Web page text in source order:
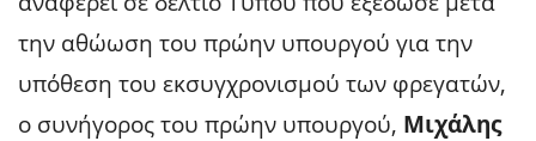
την αθώωση του πρώην υπουργού για την
υπόθεση του εκσυγχρονισμού των φρεγατών,
ο συνήγορος του πρώην υπουργού, Μιχάλης